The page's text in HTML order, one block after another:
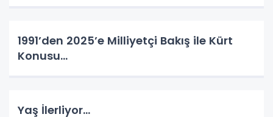
1991’den 2025’e Milliyetçi Bakış ile Kürt
Konusu…
Yaş İlerliyor…